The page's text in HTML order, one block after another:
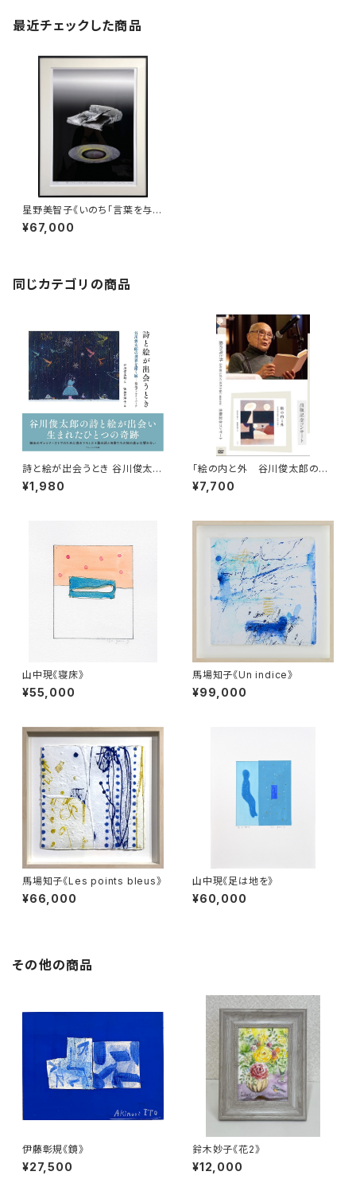
最近チェックした商品
星野美智子《いのち「言葉を与え
られた生命」》
¥67,000
同じカテゴリの商品
詩と絵が出会うとき 谷川俊太郎
の世界を描く展-銀座ギャラリー
ゴトウ
¥1,980
「絵の内と外 谷川俊太郎の世
界を描く」出版記念コンサートD
VD
¥7,700
山中現《寝床》
¥55,000
馬場知子《Un indice》
¥99,000
馬場知子《Les points bleus》
¥66,000
山中現《足は地を》
¥60,000
その他の商品
伊藤彰規《鏡》
¥27,500
鈴木妙子《花2》
¥12,000